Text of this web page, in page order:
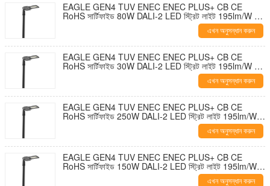
EAGLE GEN4 TUV ENEC ENEC PLUS+ CB CE
RoHS সার্টিফাইড 80W DALI-2 LED স্ট্রিট লাইট 195lm/W 7
PIN NEMA সকেট শর্টিং ক্যাপ এবং 10KV SPD টুল-মুক্ত খোলার
এখন অনুসন্ধান করুন
EAGLE GEN4 TUV ENEC ENEC PLUS+ CB CE
RoHS সার্টিফাইড 30W DALI-2 LED স্ট্রিট লাইট 195lm/W 7
PIN NEMA সকেট শর্টিং ক্যাপ এবং 10KV SPD সহ টুল-ফ্রি ওপেনিং
এখন অনুসন্ধান করুন
EAGLE GEN4 TUV ENEC ENEC PLUS+ CB CE
RoHS সার্টিফাইড 250W DALI-2 LED স্ট্রিট লাইট 195lm/W 7
PIN NEMA সকেট শর্টিং ক্যাপ এবং 10KV SPD সহ টুল-ফ্রি ওপেনিং
এখন অনুসন্ধান করুন
EAGLE GEN4 TUV ENEC ENEC PLUS+ CB CE
RoHS সার্টিফাইড 150W DALI-2 LED স্ট্রিট লাইট 195lm/W 7
পিন NEMA সকেট শর্টিং ক্যাপ এবং 10KV SPD টুল-মুক্ত খোলার এবং
এখন অনুসন্ধান করুন